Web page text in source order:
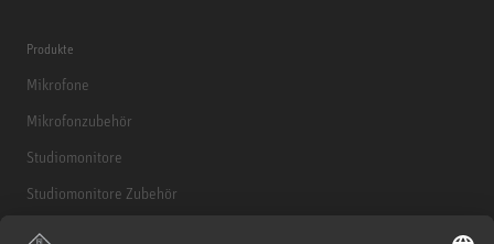
Produkte
Mikrofone
Mikrofonzubehör
Studiomonitore
Studiomonitore Zubehör
Kopfhörer